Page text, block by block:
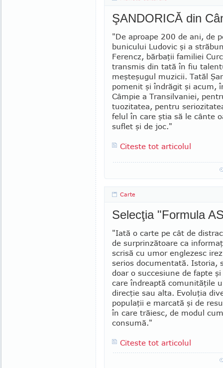
ŞANDORICĂ din
"De aproape 200 de ani, de
bunicului Ludovic şi a
Ferencz, bărbaţii familiei
transmis din tată în fiu
meşteşugul muzicii. Tatăl
pomenit şi îndrăgit şi acum,
Câmpie a Tran­sil­va­niei,
tuozitatea, pentru
felul în care ştia să le cânte
suflet şi de joc."
Citeste tot articolul
Carte
Selecţia "Formula
"Iată o carte pe cât de
de surprinzătoare ca
scrisă cu umor englezesc
serios docu­men­tată. Istoria,
doar o succesiune de fap­te
care îndreaptă comunităţile
direcţie sau alta. Evoluţia
populaţii e marcată şi de
în care trăiesc, de modul
consumă."
Citeste tot articolul